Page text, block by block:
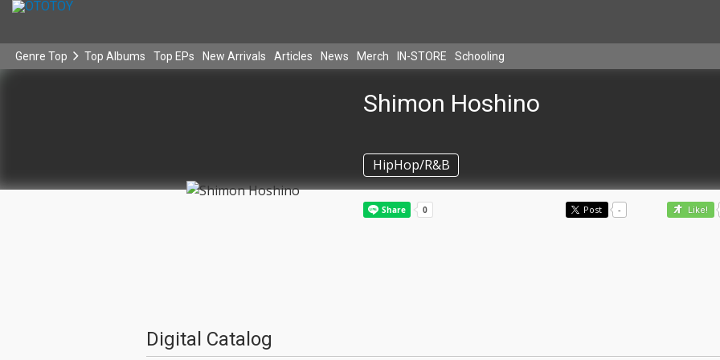
Genre Top Top Albums Top EPs New Arrivals Articles News Merch IN-STORE Schooling
Shimon Hoshino
HipHop/R&B
Post - Like!
Digital Catalog